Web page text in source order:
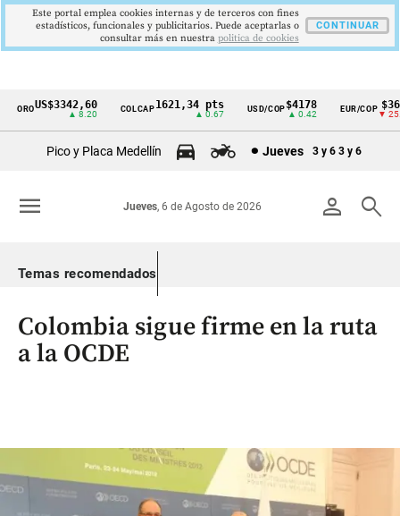
Cintillo
Colombia
OROUS$3342,60
▲ 8.20
COLCAP1621,34 pts
▲ 0.67
USD/COP$4178
▲ 0.42
EUR/COP $3672
▼ 25.00
Pico y Placa Medellín Jueves 3 y 6 3 y 6
person search
Jueves, 6 de Agosto de 2026
menu
Temas recomendados
Colombia sigue firme en la ruta
a la OCDE
Este portal emplea cookies internas y de terceros con fines
estadísticos, funcionales y publicitarios. Puede aceptarlas o
consultar más en nuestra politica de cookies
CONTINUAR